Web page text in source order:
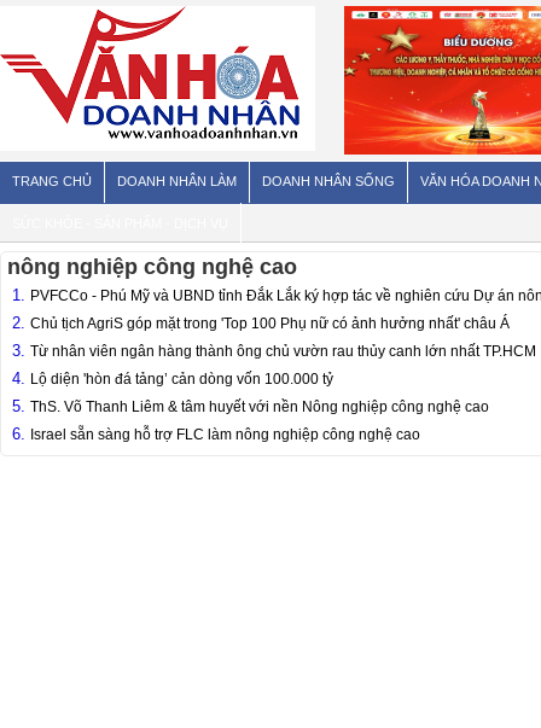
TRANG CHỦ DOANH NHÂN LÀM DOANH NHÂN SỐNG VĂN HÓA DOANH
nông nghiệp công nghệ cao
1. PVFCCo - Phú Mỹ và UBND tỉnh Đắk Lắk ký hợp tác về nghiên cứu Dự án
2. Chủ tịch AgriS góp mặt trong 'Top 100 Phụ nữ có ảnh hưởng nhất' châu Á
3. Từ nhân viên ngân hàng thành ông chủ vườn rau thủy canh lớn nhất TP.HCM
4. Lộ diện 'hòn đá tảng’ cản dòng vốn 100.000 tỷ
5. ThS. Võ Thanh Liêm & tâm huyết với nền Nông nghiệp công nghệ cao
6. Israel sẵn sàng hỗ trợ FLC làm nông nghiệp công nghệ cao